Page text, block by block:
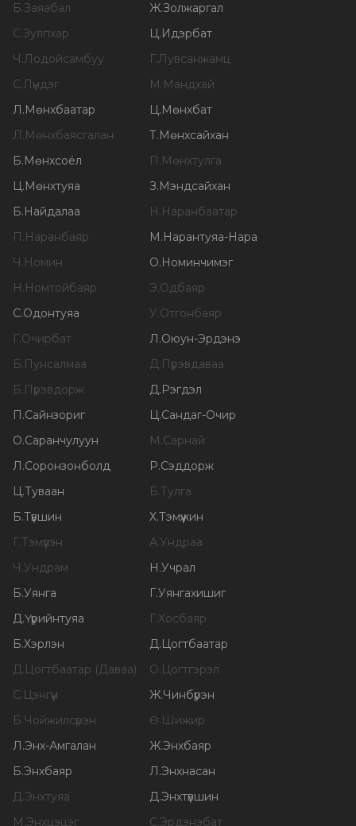
Б.Заяабал Ж.Золжаргал
С.Зулпхар Ц.Идэрбат
Ч.Лодойсамбуу Г.Лувсанжамц
С.Лүндэг М.Мандхай
Л.Мөнхбаатар Ц.Мөнхбат
Л.Мөнхбаясгалан Т.Мөнхсайхан
Б.Мөнхсоёл П.Мөнхтулга
Ц.Мөнхтуяа З.Мэндсайхан
Б.Найдалаа Н.Наранбаатар
П.Наранбаяр М.Нарантуяа-Нара
Ч.Номин О.Номинчимэг
Н.Номтойбаяр Э.Одбаяр
С.Одонтуяа У.Отгонбаяр
Г.Очирбат Л.Оюун-Эрдэнэ
Б.Пунсалмаа Д.Пүрэвдаваа
Б.Пүрэвдорж Д.Рэгдэл
П.Сайнзориг Ц.Сандаг-Очир
О.Саранчулуун М.Сарнай
Л.Соронзонболд Р.Сэддорж
Ц.Туваан Б.Тулга
Б.Түвшин Х.Тэмүүжин
Г.Тэмүүлэн А.Ундраа
Ч.Ундрам Н.Учрал
Б.Уянга Г.Уянгахишиг
Д.Үүрийнтуяа Г.Хосбаяр
Б.Хэрлэн Д.Цогтбаатар
Д.Цогтбаатар (Даваа) О.Цогтгэрэл
С.Цэнгүүн Ж.Чинбүрэн
Б.Чойжилсүрэн Ө.Шижир
Л.Энх-Амгалан Ж.Энхбаяр
Б.Энхбаяр Л.Энхнасан
Д.Энхтуяа Д.Энхтүвшин
М.Энхцэцэг С.Эрдэнэбат